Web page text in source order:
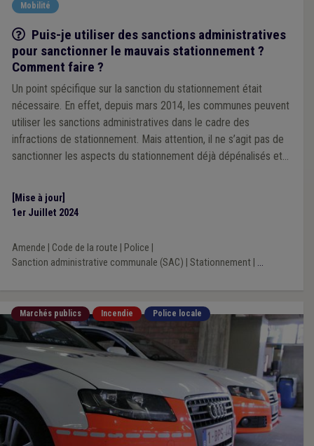
Mobilité
Q/R
Puis-je utiliser des sanctions administratives
pour sanctionner le mauvais stationnement ?
Comment faire ?
Un point spécifique sur la sanction du stationnement était
nécessaire. En effet, depuis mars 2014, les communes peuvent
utiliser les sanctions administratives dans le cadre des
infractions de stationnement. Mais attention, il ne s’agit pas de
sanctionner les aspects du stationnement déjà dépénalisés et
[Mise à jour]
1er Juillet 2024
Amende Code de la route Police
Sanction administrative communale (SAC) Stationnement| ...
Marchés publics Incendie Police locale